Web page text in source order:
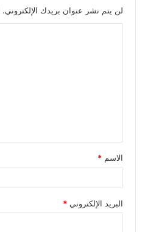
لن يتم نشر عنوان بريدك الإلكتروني.
الاسم *
البريد الإلكتروني *